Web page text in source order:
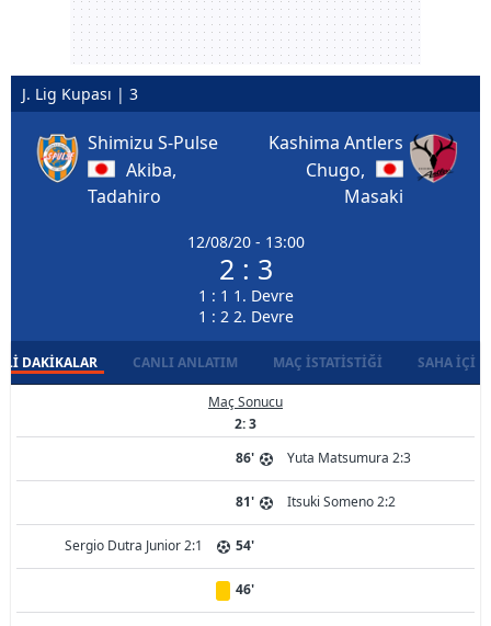
J. Lig Kupası | 3
Shimizu S-Pulse
Akiba,
Tadahiro
12/08/20 - 13:00
2 : 3
1 : 1 1. Devre
1 : 2 2. Devre
Kashima Antlers
Chugo,
Masaki
DAKIKALAR CANLI ANLATIM MAÇ İSTATISTIĞI SAHA İÇI
Maç Sonucu
2: 3
86'
Yuta Matsumura 2:3
81' Itsuki Someno 2:2
Sergio Dutra Junior 2:1 54'
46'